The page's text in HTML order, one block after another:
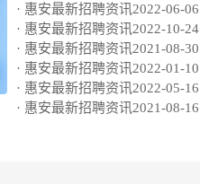
· 惠安最新招聘资讯2022-06-06
· 惠安最新招聘资讯2022-10-24
· 惠安最新招聘资讯2021-08-30
· 惠安最新招聘资讯2022-01-10
· 惠安最新招聘资讯2022-05-16
· 惠安最新招聘资讯2021-08-16